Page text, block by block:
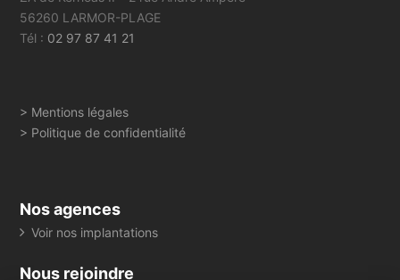
56260 LARMOR-PLAGE
Tél : 02 97 87 41 21
> Mentions légales
> Politique de confidentialité
Nos agences
Voir nos implantations
Nous rejoindre